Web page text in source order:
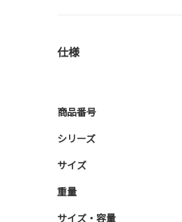
仕様
商品番号
シリーズ
サイズ
重量
サイズ・容量